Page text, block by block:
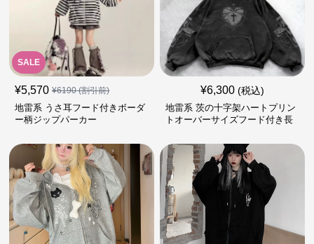
SALE
¥5,570 ¥6190(割引前)
地雷系 うさ耳フード付きボーダ
ー柄ジップパーカー
¥6,300 (税込)
地雷系 茨の十字架ハートプリン
トオーバーサイズフード付き長